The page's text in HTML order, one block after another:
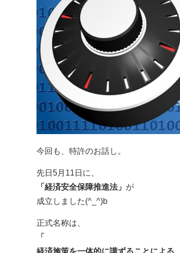
今回も、特許のお話し。
先日5月11日に、
「経済安全保障推進法」 が
成立しました(^_^)b
正式名称は、
「
経済施策を一体的に講ずることによる